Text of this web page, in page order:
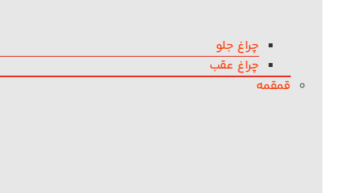
چراغ جلو
چراغ عقب
قمقمه